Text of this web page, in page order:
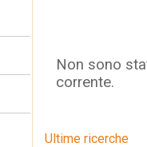
Non sono
corrente.
Ultime ricerche